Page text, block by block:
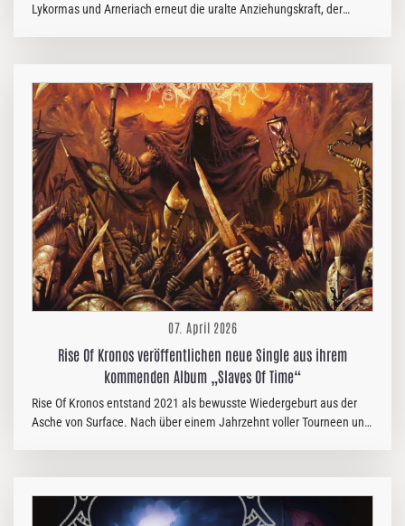
Lykormas und Arneriach erneut die uralte Anziehungskraft, der
zurück, um einen Klang zu schmieden, der von alten Zeiten und
vergessenen Riten durchdrungen war. Als erfahrene Wanderer des
Undergrounds tragen sie nun auch die Banner von Marche Funèbre
und Hemelbestormer, doch der alte Hunger ist ungebrochen. So
wurde ARCHAIC OATH gegründet. Ein Pakt, um Blackened Death
Metal in seiner ursprünglichsten Form…
07. April 2026
Rise Of Kronos veröffentlichen neue Single aus ihrem
kommenden Album „Slaves Of Time“
Rise Of Kronos entstand 2021 als bewusste Wiedergeburt aus der
Asche von Surface. Nach über einem Jahrzehnt voller Tourneen und
Hommage an ihr Album von 2015, aber auch ein Statement: das
Erbe bewahren, den Fokus schärfen und noch mehr geben. Ihr
neues Album „Slaves Of Time“ erscheint am 17. April 2026. Es ist